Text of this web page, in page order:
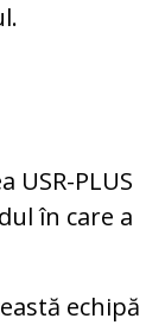
PLUS
în care a
echipă